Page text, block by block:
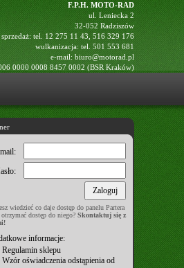
F.P.H. MOTO-RAD
ul. Leniecka 2
32-052 Radziszów
sprzedaż: tel. 12 275 11 43,516 329 176
wulkanizacja: tel. 501 553 681
e-mail: biuro@motorad.pl
0000 0008 8457 0002 (BSR Kraków)
wiedzieć co daje dostęp do panelu Partera
otrzymać dostęp do niego? Skontaktuj się z
informacje:
Regulamin sklepu
Wzór oświadczenia odstąpienia od